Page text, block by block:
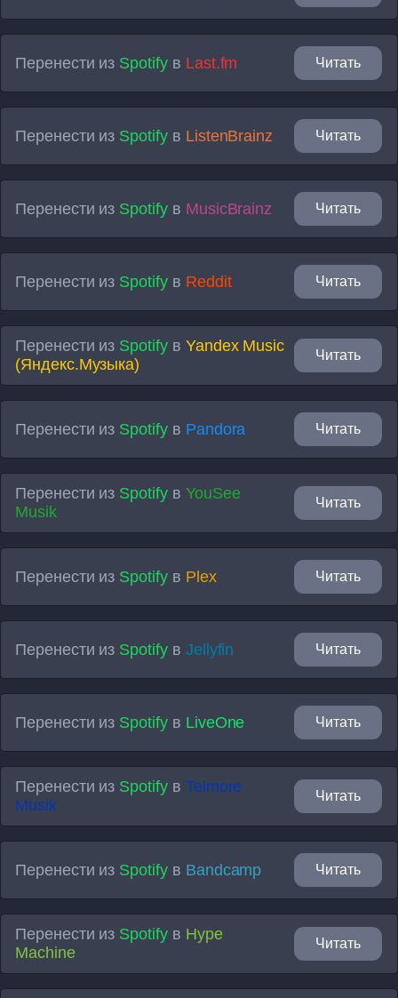
Перенести из Spotifyв Last.fm Читать
Перенести из Spotifyв ListenBrainz Читать
Перенести из Spotifyв MusicBrainz Читать
Перенести из Spotifyв Reddit Читать
Перенести из Spotifyв Yandex Music
(Яндекс.Музыка)
Читать
Перенести из Spotifyв Pandora Читать
Перенести из Spotifyв YouSee
Musik
Читать
Перенести из Spotifyв Plex Читать
Перенести из Spotifyв Jellyfin Читать
Перенести из Spotifyв LiveOne Читать
Перенести из Spotifyв Telmore
Musik
Читать
Перенести из Spotifyв Bandcamp Читать
Перенести из Spotifyв Hype
Machine
Читать